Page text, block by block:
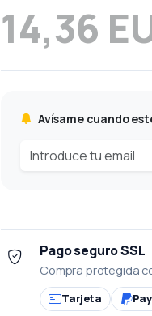
14,36
Avísame cuando
Pago seguro SSL
Compra protegida
Tarjeta